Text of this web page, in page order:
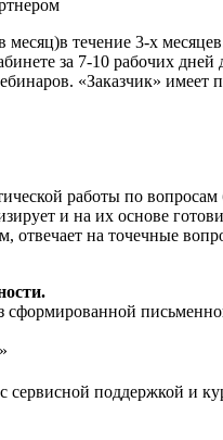
течение 3-х
за 7-10 рабочих дней
«Заказчик» имеет
работы по вопросам
и на их основе
отвечает на точечные
сформированной
поддержкой и